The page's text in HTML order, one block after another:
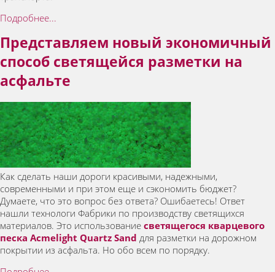
Подробнее...
Представляем новый экономичный
способ светящейся разметки на
асфальте
Как сделать наши дороги красивыми, надежными,
современными и при этом еще и сэкономить бюджет?
Думаете, что это вопрос без ответа? Ошибаетесь! Ответ
нашли технологи Фабрики по производству светящихся
материалов. Это использование светящегося кварцевого
песка Acmelight Quartz Sand для разметки на дорожном
покрытии из асфальта. Но обо всем по порядку.